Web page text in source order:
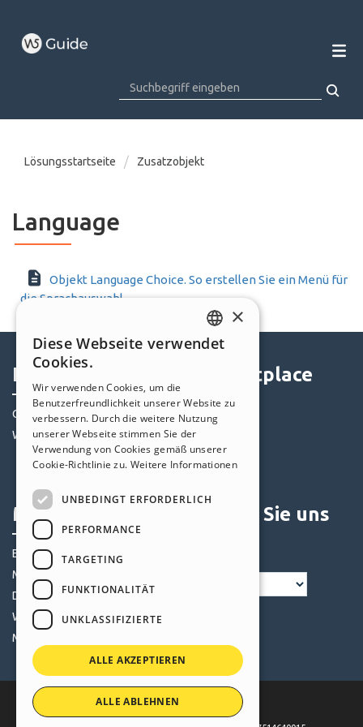
Lösungsstartseite Zusatzobjekt
Language
Objekt Language Choice. So erstellen Sie ein Menü für
die Sprachauswahl
Help Center
Community
Websites von Nutzern
Marketplace
Objekte
Credits
Mein Profil
Eigene Beiträge
Meine Lizenz
Downloads
Webhosting
Meine Credits
Folgen Sie uns
ENGLISH
GERMAN
SPANISH
PORTUGUESE
×
Diese Webseite verwendet
Cookies.
Wir verwenden Cookies, um die
Benutzerfreundlichkeit unserer Website zu
verbessern. Durch die weitere Nutzung
unserer Webseite stimmen Sie der
Verwendung von Cookies gemäß unserer
Cookie-Richtlinie zu. Weitere Informationen
UNBEDINGT ERFORDERLICH
PERFORMANCE
TARGETING
FUNKTIONALITÄT
UNKLASSIFIZIERTE
ALLE AKZEPTIEREN
ALLE ABLEHNEN